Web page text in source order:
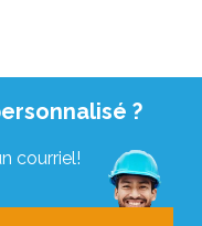
?
courriel!